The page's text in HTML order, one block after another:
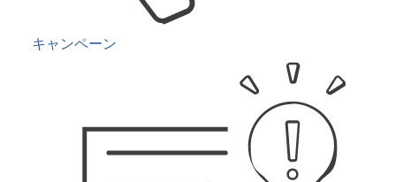
キャンペーン